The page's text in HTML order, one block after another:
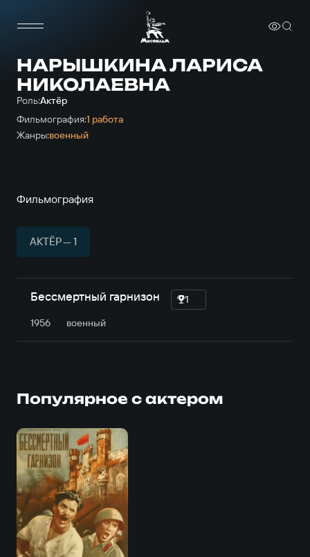
НАРЫШКИНА ЛАРИСА
НИКОЛАЕВНА
Роль:Актёр
Фильмография:1 работа
Жанры:военный
Фильмография
АКТЁР — 1
Бессмертный гарнизон
1
1956
военный
Популярное с актером